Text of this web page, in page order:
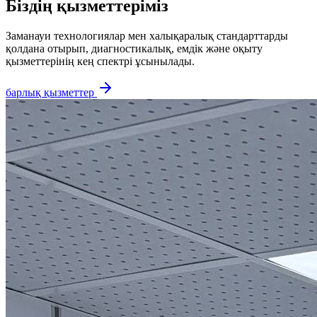
Біздің қызметтеріміз
Заманауи технологиялар мен халықаралық стандарттарды
қолдана отырып, диагностикалық, емдік және оқыту
қызметтерінің кең спектрі ұсынылады.
барлық қызметтер